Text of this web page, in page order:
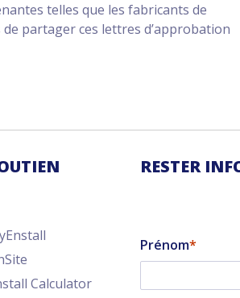
telles que les fabricants de
de partager ces lettres d’approbation
Calculator
RESTER
Prénom